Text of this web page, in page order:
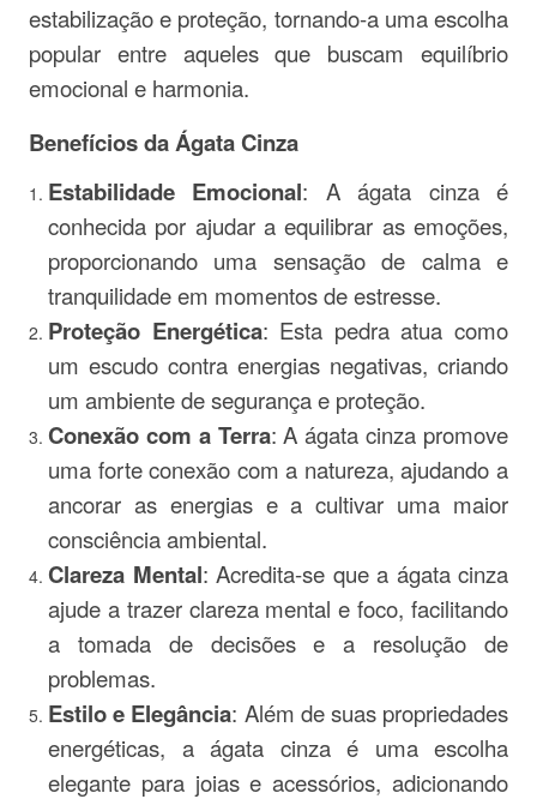
estabilização e proteção, tornando-a uma escolha
popular entre aqueles que buscam equilíbrio
emocional e harmonia.
Benefícios da Ágata Cinza
Estabilidade Emocional: A ágata cinza é
conhecida por ajudar a equilibrar as emoções,
proporcionando uma sensação de calma e
tranquilidade em momentos de estresse.
Proteção Energética: Esta pedra atua como
um escudo contra energias negativas, criando
um ambiente de segurança e proteção.
Conexão com a Terra: A ágata cinza promove
uma forte conexão com a natureza, ajudando a
ancorar as energias e a cultivar uma maior
consciência ambiental.
Clareza Mental: Acredita-se que a ágata cinza
ajude a trazer clareza mental e foco, facilitando
a tomada de decisões e a resolução de
problemas.
Estilo e Elegância: Além de suas propriedades
energéticas, a ágata cinza é uma escolha
elegante para joias e acessórios, adicionando